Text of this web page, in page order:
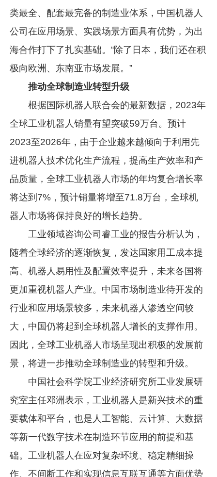
类最全、配套最完备的制造业体系，中国机器人
公司在应用场景、实践场景方面具有优势，为出
海合作打下了扎实基础。“除了日本，我们还在积
极向欧洲、东南亚市场发展。”
推动全球制造业转型升级
根据国际机器人联合会的最新数据，2023年
全球工业机器人销量有望突破59万台。预计
2023至2026年，由于企业越来越倾向于利用先
进机器人技术优化生产流程，提高生产效率和产
品质量，全球工业机器人市场的年均复合增长率
将达到7%，预计销量将增至71.8万台，全球机
器人市场将保持良好的增长趋势。
工业领域咨询公司睿工业的报告分析认为，
随着全球经济的逐渐恢复，发达国家用工成本提
高、机器人易用性及配置效率提升，未来各国将
更加重视机器人产业。中国市场制造业待开发的
行业和应用场景较多，未来机器人渗透空间较
大，中国仍将起到全球机器人增长的支撑作用。
因此，全球工业机器人市场呈现出积极的发展前
景，将进一步推动全球制造业的转型和升级。
中国社会科学院工业经济研究所工业发展研
究室主任邓洲表示，工业机器人是新兴技术的重
要载体和平台，也是人工智能、云计算、大数据
等新一代数字技术在制造环节应用的前提和基
础。工业机器人在应对复杂环境、稳定精细操
作、不间断工作和实现信息互联互通等方面优势